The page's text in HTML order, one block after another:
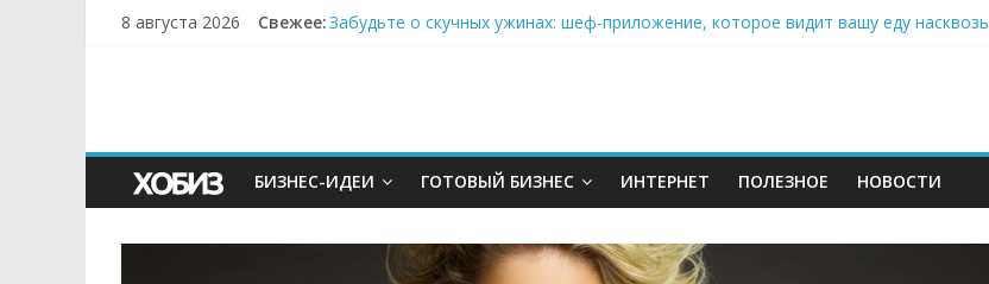
8 августа 2026 Свежее:Забудьте о скучных ужинах: шеф-приложение, которое видит вашу еду насквозь
БИЗНЕС-ИДЕИ ГОТОВЫЙ БИЗНЕС ИНТЕРНЕТ ПОЛЕЗНОЕ НОВОСТИ